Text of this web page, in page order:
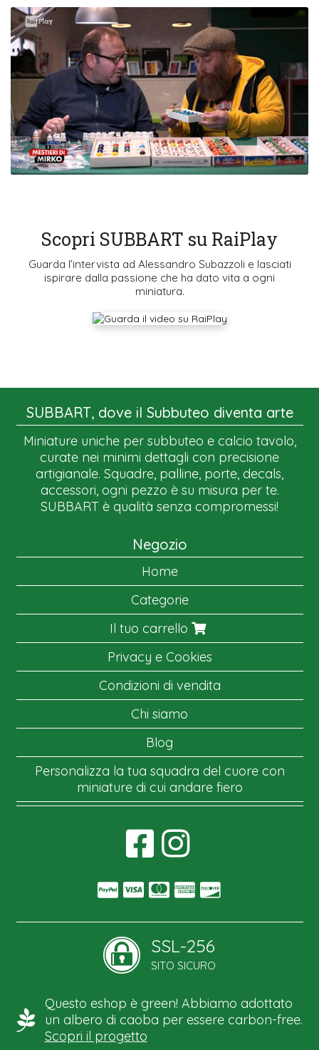
Scopri SUBBART su RaiPlay
Guarda l’intervista ad Alessandro Subazzoli e lasciati
ispirare dalla passione che ha dato vita a ogni
miniatura.
SUBBART, dove il Subbuteo diventa arte
Miniature uniche per subbuteo e calcio tavolo,
curate nei minimi dettagli con precisione
artigianale. Squadre, palline, porte, decals,
accessori, ogni pezzo è su misura per te.
SUBBART è qualità senza compromessi!
Negozio
Home
Categorie
Il tuo carrello
Privacy e Cookies
Condizioni di vendita
Chi siamo
Blog
Personalizza la tua squadra del cuore con
miniature di cui andare fiero
SSL-256
SITO SICURO
Questo eshop è green! Abbiamo adottato
un albero di caoba per essere carbon-free.
Scopri il progetto